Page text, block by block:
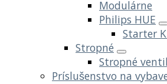
Modulárne
Philips HUE
Starter
Stropné
Stropné
Príslušenstvo na